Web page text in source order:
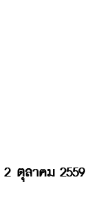
2 ตุลาคม 2559